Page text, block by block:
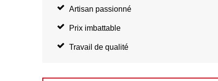
Artisan passionné
Prix imbattable
Travail de qualité